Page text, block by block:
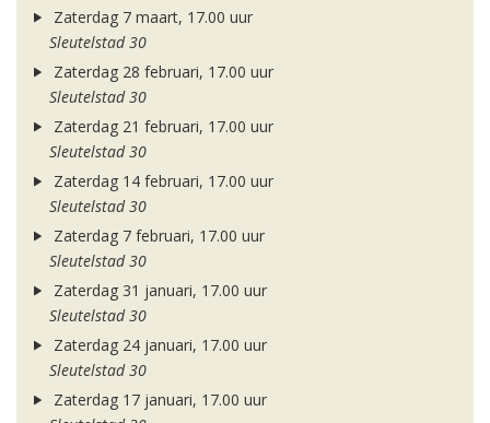
Zaterdag 7 maart, 17.00 uur
Sleutelstad 30
Zaterdag 28 februari, 17.00 uur
Sleutelstad 30
Zaterdag 21 februari, 17.00 uur
Sleutelstad 30
Zaterdag 14 februari, 17.00 uur
Sleutelstad 30
Zaterdag 7 februari, 17.00 uur
Sleutelstad 30
Zaterdag 31 januari, 17.00 uur
Sleutelstad 30
Zaterdag 24 januari, 17.00 uur
Sleutelstad 30
Zaterdag 17 januari, 17.00 uur